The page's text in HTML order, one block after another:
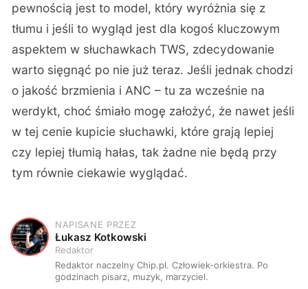
pewnością jest to model, który wyróżnia się z
tłumu i jeśli to wygląd jest dla kogoś kluczowym
aspektem w słuchawkach TWS, zdecydowanie
warto sięgnąć po nie już teraz. Jeśli jednak chodzi
o jakość brzmienia i ANC – tu za wcześnie na
werdykt, choć śmiało mogę założyć, że nawet jeśli
w tej cenie kupicie słuchawki, które grają lepiej
czy lepiej tłumią hałas, tak żadne nie będą przy
tym równie ciekawie wyglądać.
Ł
NAPISANE PRZEZ
Łukasz Kotkowski
Redaktor
Redaktor naczelny Chip.pl. Człowiek-orkiestra. Po
godzinach pisarz, muzyk, marzyciel.